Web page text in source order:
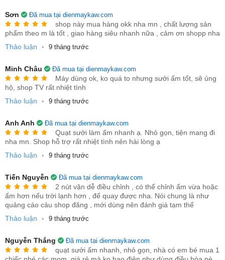
Chức năng tản nhiệt:
60 độ
, giúp hơi ấm lan tỏa đều khắp phòng.
Tự động ngắt điện khi nghiêng/đổ:
tuyệt đối, đặc biệt khi nhà có trẻ em hiếu động.
Tự động ngắt khi quá nhiệt:Chống cháy nổ, bảo vệ thiết
bị.
Vỏ ngoài chống nóng:
Hoạt động êm ái:Động cơ hoạt động ổn định, độ ồn
thấp, không gây ảnh hưởng đến giấc ngủ và sinh hoạt.
Sơn Đã mua tại dienmaykaw.com
shop này mua hàng okk nha mn , chất lượng sản
phẩm theo m là tốt , giao hàng siêu nhanh nữa , cảm ơn shopp nha
Thảo luận
• 9 tháng trước
Minh Châu Đã mua tại dienmaykaw.com
Máy dùng ok, ko quá to nhưng sưởi ấm tốt, sẽ ủng
hộ, shop TV rất nhiệt tình
Thảo luận
• 9 tháng trước
Anh Anh Đã mua tại dienmaykaw.com
Quạt sưởi làm ấm nhanh ạ. Nhỏ gọn, tiện mang đi
nha mn. Shop hỗ trợ rất nhiệt tình nên hài lòng ạ
Thảo luận
• 9 tháng trước
Tiến Nguyễn Đã mua tại dienmaykaw.com
2 nút vặn dễ điều chỉnh , có thể chỉnh ấm vừa hoặc
ấm hơn nếu trời lạnh hơn , đế quay được nha. Nói chung là như
quảng cáo cảu shop đăng , mới dùng nên đánh giá tạm thế
Thảo luận
• 9 tháng trước
Nguyễn Thắng Đã mua tại dienmaykaw.com
quạt sưởi ấm nhanh, nhỏ gọn, nhà có em bé mua 1